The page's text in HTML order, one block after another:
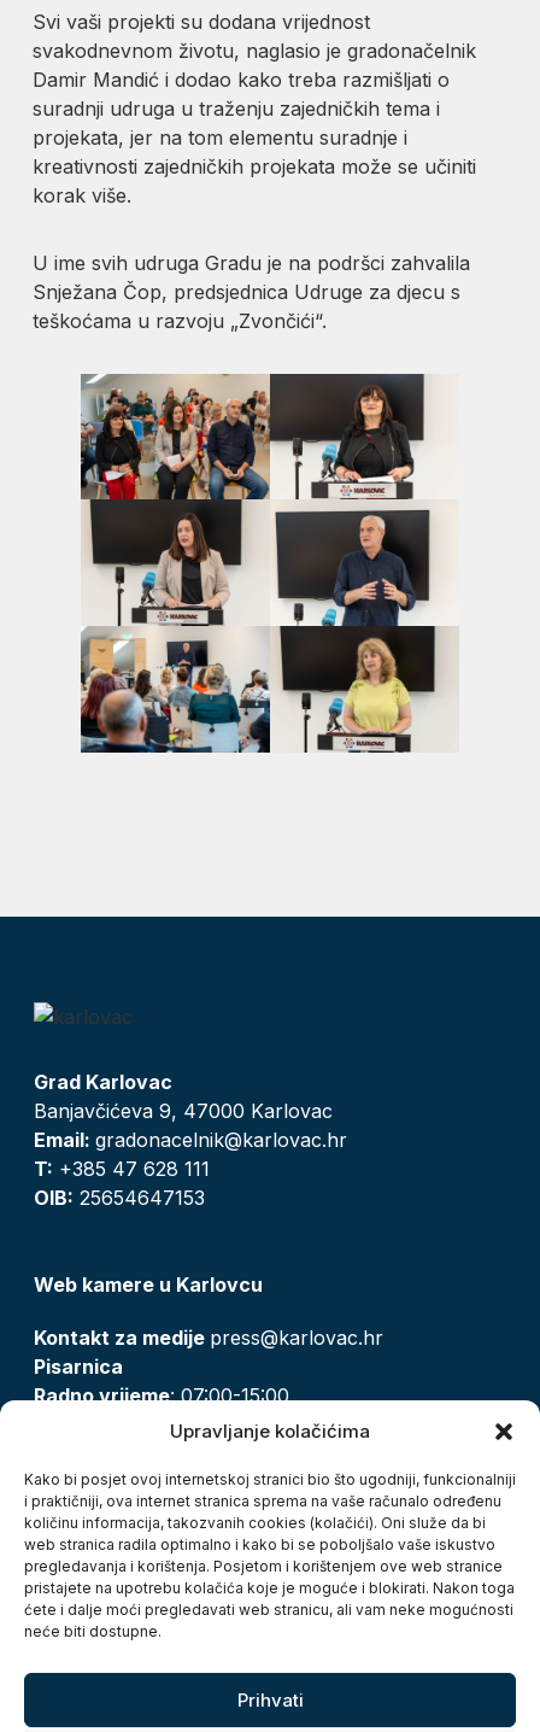
Upravljanje kolačićima
Kako bi posjet ovoj internetskoj stranici bio što ugodniji, funkcionalniji
i praktičniji, ova internet stranica sprema na vaše računalo određenu
količinu informacija, takozvanih cookies (kolačići). Oni služe da bi
web stranica radila optimalno i kako bi se poboljšalo vaše iskustvo
pregledavanja i korištenja. Posjetom i korištenjem ove web stranice
pristajete na upotrebu kolačića koje je moguće i blokirati. Nakon toga
ćete i dalje moći pregledavati web stranicu, ali vam neke mogućnosti
neće biti dostupne.
Prihvati
Svi vaši projekti su dodana vrijednost
svakodnevnom životu, naglasio je gradonačelnik
Damir Mandić i dodao kako treba razmišljati o
suradnji udruga u traženju zajedničkih tema i
projekata, jer na tom elementu suradnje i
kreativnosti zajedničkih projekata može se učiniti
korak više.
U ime svih udruga Gradu je na podršci zahvalila
Snježana Čop, predsjednica Udruge za djecu s
teškoćama u razvoju „Zvončići“.
Grad Karlovac
Banjavčićeva 9, 47000 Karlovac
Email: gradonacelnik@karlovac.hr
T: +385 47 628 111
OIB: 25654647153
Web kamere u Karlovcu
Kontakt za medije press@karlovac.hr
Pisarnica
Radno vrijeme: 07:00-15:00
pisarnica@karlovac.hr
Zaštita osobnih podataka
Pristup informacijama
Kolačići
Izjava o pristupačnosti
Turistička zajednica grada Karlovca